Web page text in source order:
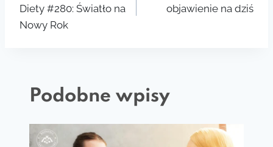
Diety #280: Światło na
Nowy Rok
objawienie na dziś
Podobne wpisy